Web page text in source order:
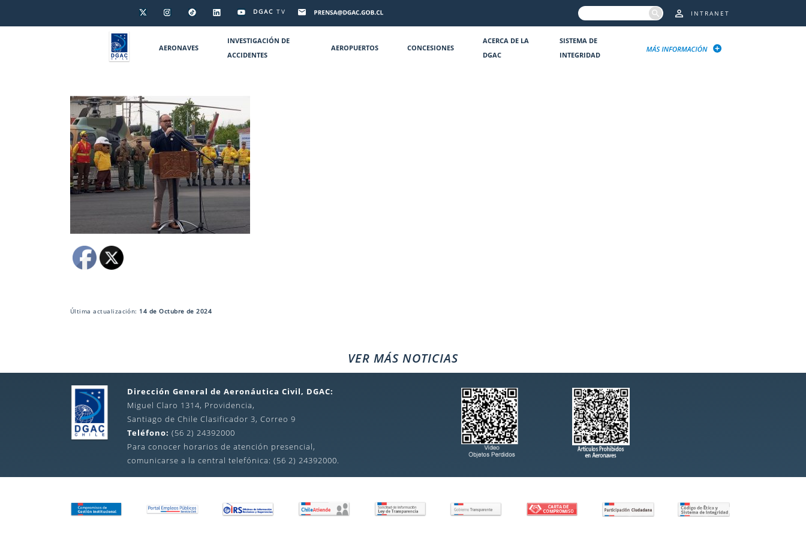
DGAC TV INTRANET
AERONAVES
INVESTIGACIÓN DE
ACCIDENTES
AEROPUERTOS CONCESIONES
ACERCA DE LA
DGAC
SISTEMA DE
INTEGRIDAD
Última actualización: 14 de Octubre de 2024
VER MÁS NOTICIAS
Dirección General de Aeronáutica Civil, DGAC:
Miguel Claro 1314, Providencia,
Santiago de Chile Clasificador 3, Correo 9
Teléfono: (56 2) 24392000
Para conocer horarios de atención presencial,
comunicarse a la central telefónica: (56 2) 24392000.